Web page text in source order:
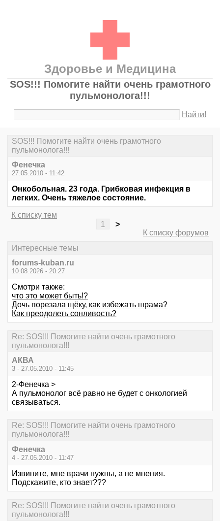
Здоровье и Медицина
SOS!!! Помогите найти очень грамотного
пульмонолога!!!
Найти!
SOS!!! Помогите найти очень грамотного
пульмонолога!!!
Фенечка
27.05.2010 - 11:42
Онкобольная. 23 года. Грибковая инфекция в
легких. Очень тяжелое состояние.
К списку тем
1
>
К списку форумов
Интересные темы
forums-kuban.ru
10.08.2026 - 20:27
Смотри также:
что это может быть!?
Дочь порезала щёку, как избежать шрама?
Как преодолеть сонливость?
Re: SOS!!! Помогите найти очень грамотного
пульмонолога!!!
АКВА
3 - 27.05.2010 - 11:45
2-Фенечка >
А пульмонолог всё равно не будет с онкологией
связываться.
Re: SOS!!! Помогите найти очень грамотного
пульмонолога!!!
Фенечка
4 - 27.05.2010 - 11:47
Извините, мне врачи нужны, а не мнения.
Подскажите, кто знает???
Re: SOS!!! Помогите найти очень грамотного
пульмонолога!!!